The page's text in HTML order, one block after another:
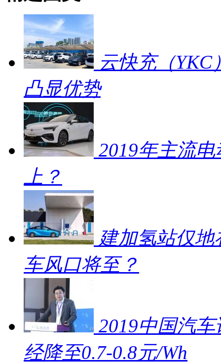
云快充（YKC
凸显优势
2019年主流
上？
建加氢站仅地
车风口将至？
2019中国汽
经降至0.7-0.8元/Wh